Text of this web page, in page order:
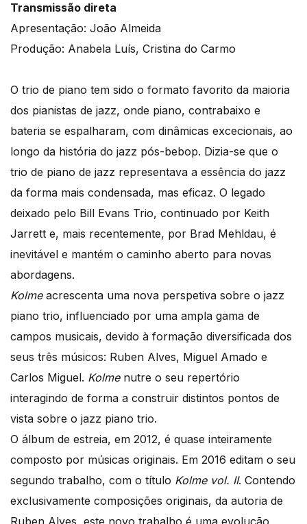
Transmissão direta
Apresentação: João Almeida
Produção: Anabela Luís, Cristina do Carmo
O trio de piano tem sido o formato favorito da maioria
dos pianistas de jazz, onde piano, contrabaixo e
bateria se espalharam, com dinâmicas excecionais, ao
longo da história do jazz pós-bebop. Dizia-se que o
trio de piano de jazz representava a essência do jazz
da forma mais condensada, mas eficaz. O legado
deixado pelo Bill Evans Trio, continuado por Keith
Jarrett e, mais recentemente, por Brad Mehldau, é
inevitável e mantém o caminho aberto para novas
abordagens.
Kolmeacrescenta uma nova perspetiva sobre o jazz
piano trio, influenciado por uma ampla gama de
campos musicais, devido à formação diversificada dos
seus três músicos: Ruben Alves, Miguel Amado e
Carlos Miguel. Kolmenutre o seu repertório
interagindo de forma a construir distintos pontos de
vista sobre o jazz piano trio.
O álbum de estreia, em 2012, é quase inteiramente
composto por músicas originais. Em 2016 editam o seu
segundo trabalho, com o título Kolme vol. II. Contendo
exclusivamente composições originais, da autoria de